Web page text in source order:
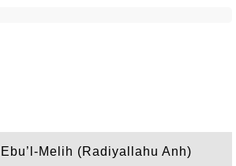
Ebu’l-Melih (Radiyallahu Anh)